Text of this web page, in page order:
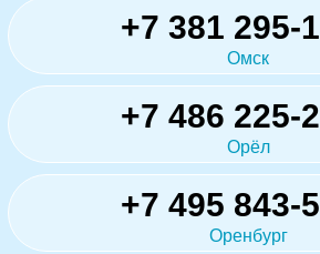
+7 381 295-
Омск
+7 486 225-
Орёл
+7 495 843-
Оренбург